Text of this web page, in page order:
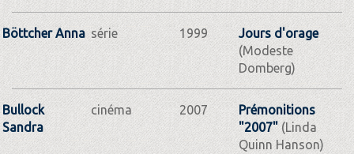
Böttcher Anna série 1999
Jours d'orage
(Modeste
Domberg)
Bullock
Sandra
cinéma 2007
Prémonitions
"2007"(Linda
Quinn Hanson)